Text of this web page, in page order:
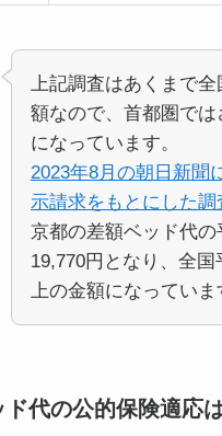
上記調査はあくまで全
額なので、首都圏では
になっています。
2023年8月の朝日新聞
示請求をもとにした調
京都の差額ベッド代の
19,770円となり、全国
上の金額になっていま
ド代の公的保険適応